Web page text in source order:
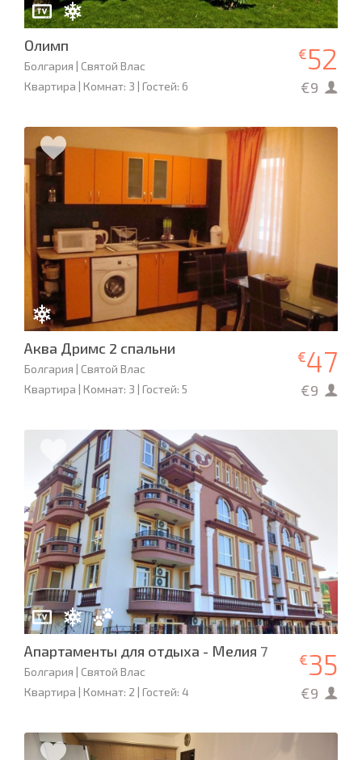
Олимп
Болгария | Святой Влас
Квартира | Комнат: 3 | Гостей: 6
€52
€9
Аква Дримс 2 спальни
Болгария | Святой Влас
Квартира | Комнат: 3 | Гостей: 5
€47
€9
Апартаменты для отдыха - Мелия 7
Болгария | Святой Влас
Квартира | Комнат: 2 | Гостей: 4
€35
€9